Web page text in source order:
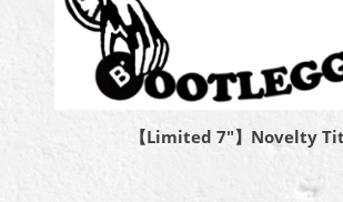
【Limited 7″】Novelty